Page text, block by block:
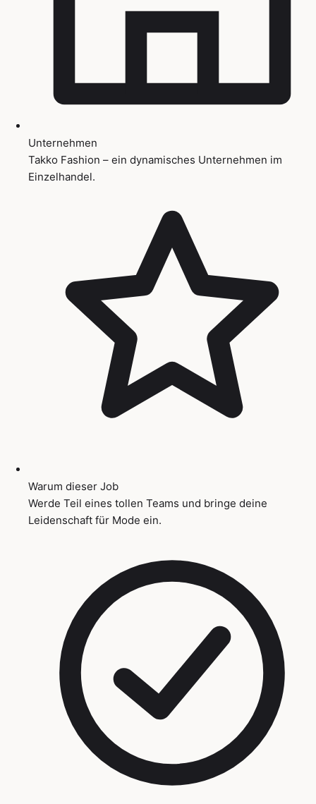
Unternehmen
Takko Fashion – ein dynamisches Unternehmen im
Einzelhandel.
Warum dieser Job
Werde Teil eines tollen Teams und bringe deine
Leidenschaft für Mode ein.